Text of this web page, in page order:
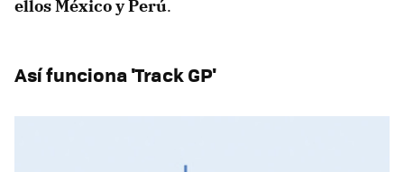
ellos México y Perú.
Así funciona 'Track GP'